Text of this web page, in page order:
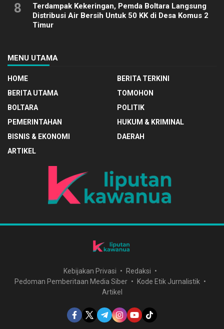
8
Terdampak Kekeringan, Pemda Boltara Langsung
Distribusi Air Bersih Untuk 50 KK di Desa Komus 2
Timur
MENU UTAMA
HOME
BERITA TERKINI
BERITA UTAMA
TOMOHON
BOLTARA
POLITIK
PEMERINTAHAN
HUKUM & KRIMINAL
BISNIS & EKONOMI
DAERAH
ARTIKEL
Kebijakan Privasi
Redaksi
Pedoman Pemberitaan Media Siber
Kode Etik Jurnalistik
Artikel